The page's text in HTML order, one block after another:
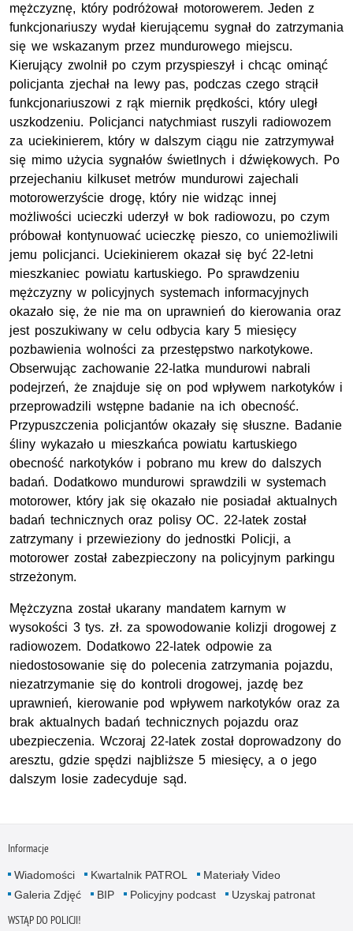
mężczyznę, który podróżował motorowerem. Jeden z
funkcjonariuszy wydał kierującemu sygnał do zatrzymania
się we wskazanym przez mundurowego miejscu.
Kierujący zwolnił po czym przyspieszył i chcąc ominąć
policjanta zjechał na lewy pas, podczas czego strącił
funkcjonariuszowi z rąk miernik prędkości, który uległ
uszkodzeniu. Policjanci natychmiast ruszyli radiowozem
za uciekinierem, który w dalszym ciągu nie zatrzymywał
się mimo użycia sygnałów świetlnych i dźwiękowych. Po
przejechaniu kilkuset metrów mundurowi zajechali
motorowerzyście drogę, który nie widząc innej
możliwości ucieczki uderzył w bok radiowozu, po czym
próbował kontynuować ucieczkę pieszo, co uniemożliwili
jemu policjanci. Uciekinierem okazał się być 22-letni
mieszkaniec powiatu kartuskiego. Po sprawdzeniu
mężczyzny w policyjnych systemach informacyjnych
okazało się, że nie ma on uprawnień do kierowania oraz
jest poszukiwany w celu odbycia kary 5 miesięcy
pozbawienia wolności za przestępstwo narkotykowe.
Obserwując zachowanie 22-latka mundurowi nabrali
podejrzeń, że znajduje się on pod wpływem narkotyków i
przeprowadzili wstępne badanie na ich obecność.
Przypuszczenia policjantów okazały się słuszne. Badanie
śliny wykazało u mieszkańca powiatu kartuskiego
obecność narkotyków i pobrano mu krew do dalszych
badań. Dodatkowo mundurowi sprawdzili w systemach
motorower, który jak się okazało nie posiadał aktualnych
badań technicznych oraz polisy OC. 22-latek został
zatrzymany i przewieziony do jednostki Policji, a
motorower został zabezpieczony na policyjnym parkingu
strzeżonym.
Mężczyzna został ukarany mandatem karnym w
wysokości 3 tys. zł. za spowodowanie kolizji drogowej z
radiowozem. Dodatkowo 22-latek odpowie za
niedostosowanie się do polecenia zatrzymania pojazdu,
niezatrzymanie się do kontroli drogowej, jazdę bez
uprawnień, kierowanie pod wpływem narkotyków oraz za
brak aktualnych badań technicznych pojazdu oraz
ubezpieczenia. Wczoraj 22-latek został doprowadzony do
aresztu, gdzie spędzi najbliższe 5 miesięcy, a o jego
dalszym losie zadecyduje sąd.
Informacje
Wiadomości Kwartalnik PATROL
Materiały Video
Galeria Zdjęć
BIP Policyjny podcast Uzyskaj patronat
WSTĄP DO POLICJI!